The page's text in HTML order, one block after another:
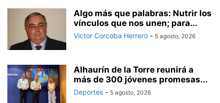
Algo más que palabras: Nutrir los
vínculos que nos unen; para...
Victor Corcoba Herrero - 5 agosto, 2026
Alhaurín de la Torre reunirá a
más de 300 jóvenes promesas...
Deportes - 5 agosto, 2026